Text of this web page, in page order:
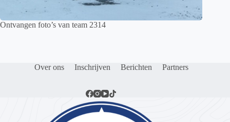
Ontvangen foto’s van team 2314
Over ons Inschrijven Berichten Partners